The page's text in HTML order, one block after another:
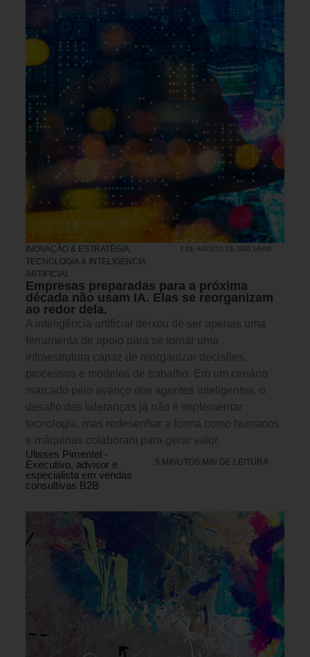
INOVAÇÃO & ESTRATÉGIA
TECNOLOGIA & INTELIGENCIA
ARTIFICIAL
7 DE AGOSTO DE 2026 14H00
Empresas preparadas para a próxima
década não usam IA. Elas se reorganizam
ao redor dela.
A inteligência artificial deixou de ser apenas uma
ferramenta de apoio para se tornar uma
infraestrutura capaz de reorganizar decisões,
processos e modelos de trabalho. Em um cenário
marcado pelo avanço dos agentes inteligentes, o
desafio das lideranças já não é implementar
tecnologia, mas redesenhar a forma como humanos
e máquinas colaboram para gerar valor.
Ulisses Pimentel -
Executivo, advisor e
especialista em vendas
consultivas B2B
5 MINUTOS MIN DE LEITURA